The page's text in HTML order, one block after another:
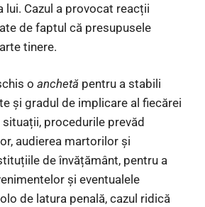
lui. Cazul a provocat reacții
de faptul că presupusele
tinere.
o anchetă pentru a stabili
și gradul de implicare al fiecărei
procedurile prevăd
audierea martorilor și
de învățământ, pentru a
și eventualele
de latura penală, cazul ridică